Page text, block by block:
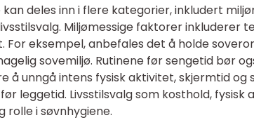
kan deles inn i flere kategorier, inkludert
Miljømessige faktorer inkluderer
For eksempel, anbefales det å holde
sovemiljø. Rutinene før sengetid bør
å unngå intens fysisk aktivitet, skjermtid
leggetid. Livsstilsvalg som kosthold,
rolle i søvnhygiene.